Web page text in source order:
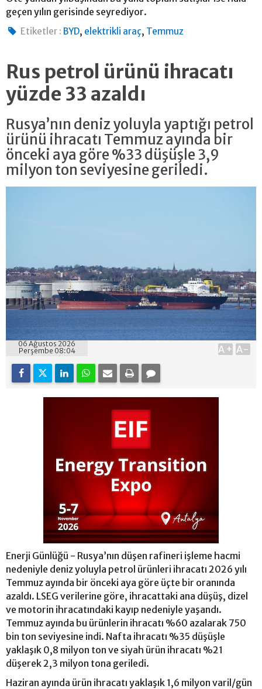
geçen yılın gerisinde seyrediyor.
Etiketler : BYD, elektrikli araç, Temmuz
Rus petrol ürünü ihracatı
yüzde 33 azaldı
Rusya’nın deniz yoluyla yaptığı petrol
ürünü ihracatı Temmuz ayında bir
önceki aya göre %33 düşüşle 3,9
milyon ton seviyesine geriledi.
06 Ağustos 2026
Perşembe 08:04
A+ A-
Enerji Günlüğü - Rusya’nın düşen rafineri işleme hacmi
nedeniyle deniz yoluyla petrol ürünleri ihracatı 2026 yılı
Temmuz ayında bir önceki aya göre üçte bir oranında
azaldı. LSEG verilerine göre, ihracattaki ana düşüş, dizel
ve motorin ihracatındaki kayıp nedeniyle yaşandı.
Temmuz ayında bu ürünlerin ihracatı %60 azalarak 750
bin ton seviyesine indi. Nafta ihracatı %35 düşüşle
yaklaşık 0,8 milyon ton ve siyah ürün ihracatı %21
düşerek 2,3 milyon tona geriledi.
Haziran ayında ürün ihracatı yaklaşık 1,6 milyon varil/gün